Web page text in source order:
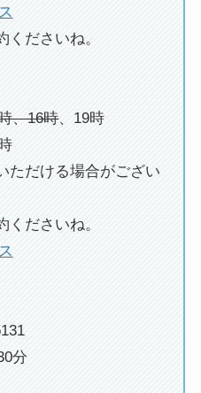
くださいね。
、16時、19時
ただける場合がござい
くださいね。
分